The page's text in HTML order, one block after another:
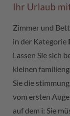
Ihr Urlaub
Zimmer und
in der Kategorie
Lassen Sie sich
kleinen
Sie die
vom ersten
auf dem i: Sie